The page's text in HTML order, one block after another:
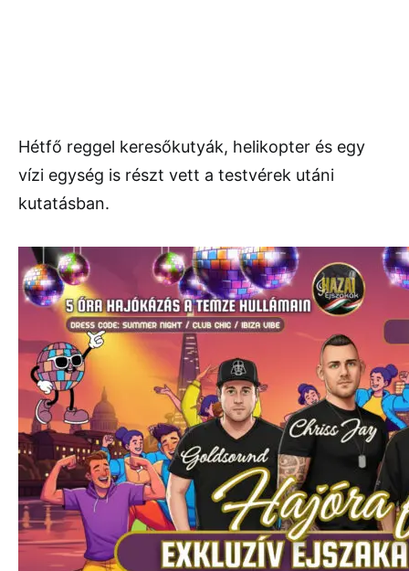
Hétfő reggel keresőkutyák, helikopter és egy
vízi egység is részt vett a testvérek utáni
kutatásban.